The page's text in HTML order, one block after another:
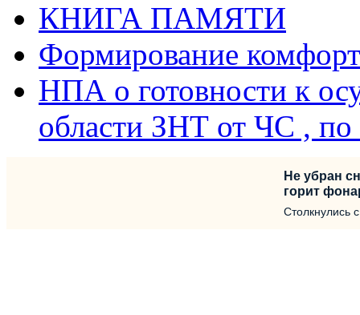
КНИГА ПАМЯТИ
Формирование
НПА о готовности к
области ЗНТ от ЧС ,
Не убран
горит
Столкнулись